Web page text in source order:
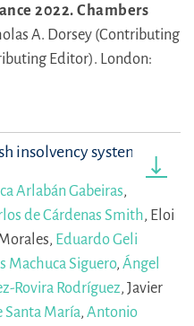
2022. Chambers
A. Dorsey (Contributing
Editor). London:
insolvency system
Arlabán Gabeiras,
de Cárdenas Smith, Eloi
Eduardo Geli
Machuca Siguero, Ángel
Rovira Rodríguez, Javier
Santa María, Antonio